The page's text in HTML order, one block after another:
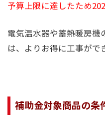
予算上限に達したため
電気温水器や蓄熱暖房機
は、よりお得に工事がで
補助金対象商品の条